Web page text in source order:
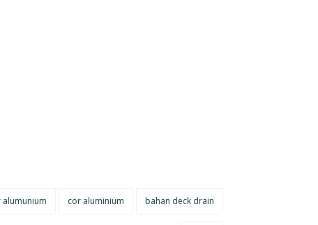
bahan deck drain
cor aluminium
alumunium